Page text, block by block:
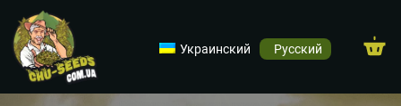
Украинский Русский